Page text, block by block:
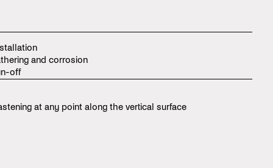
and corrosion
off
at any point along the vertical surface